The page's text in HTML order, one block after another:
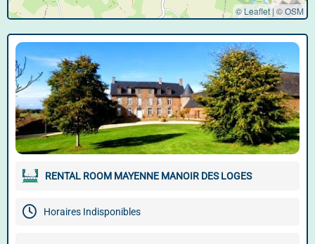
© Leaflet | ©OSM
RENTAL ROOM MAYENNE MANOIR DES LOGES
Horaires Indisponibles